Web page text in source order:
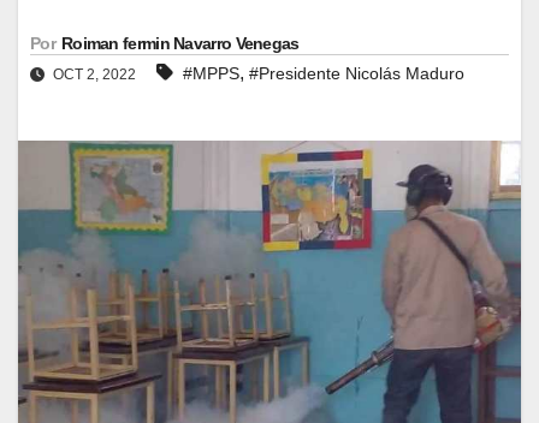
Por Roiman fermin Navarro Venegas
OCT 2, 2022 #MPPS, #Presidente Nicolás Maduro